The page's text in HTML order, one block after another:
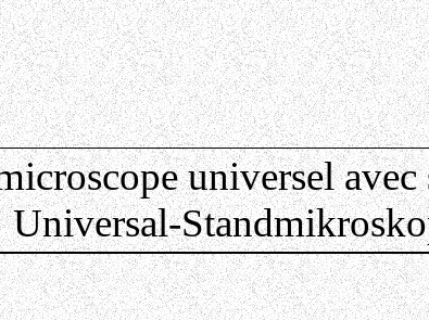
universel
Universal-